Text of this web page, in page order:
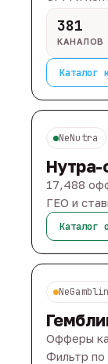
381
КАНАЛОВ
Каталог
NeNutra
17,488
ГЕО и
Каталог
Офферы
Фильтр по